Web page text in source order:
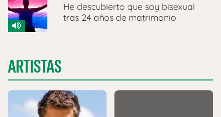
He descubierto que soy bisexual
tras 24 años de matrimonio
ARTISTAS